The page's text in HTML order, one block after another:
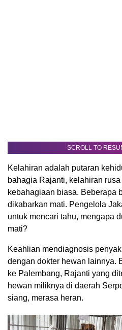
SCROLL TO
Kelahiran adalah putaran
bahagia Rajanti, kelahiran
kebahagiaan biasa. Beberapa
dikabarkan mati. Pengelola
untuk mencari tahu, mengapa
mati?
Keahlian mendiagnosis
dengan dokter hewan lainnya.
ke Palembang, Rajanti yang
hewan miliknya di daerah
siang, merasa heran.